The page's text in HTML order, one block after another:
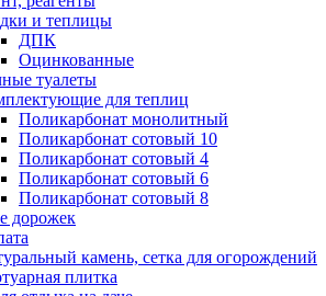
и теплицы
ДПК
Оцинкованные
туалеты
для теплиц
Поликарбонат монолитный
Поликарбонат сотовый 10
Поликарбонат сотовый 4
Поликарбонат сотовый 6
Поликарбонат сотовый 8
дорожек
камень, сетка для огорождений
плитка